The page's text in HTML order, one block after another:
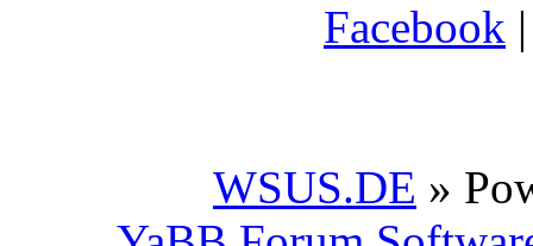
Facebook
WSUS.DE »